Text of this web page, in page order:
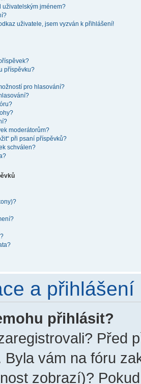
uživatelským jménem?
uživatele, jsem vyzván k přihlášení!
příspěvku?
pro hlasování?
moderátorům?
při psaní příspěvků?
schválen?
a přihlášení
přihlásit?
Před
Byla vám na fóru
zobrazí)?